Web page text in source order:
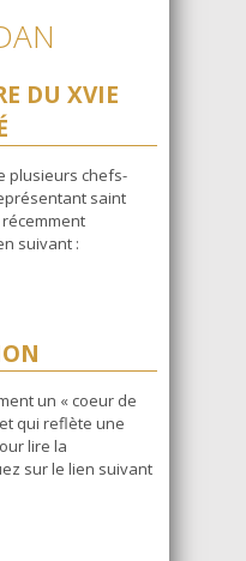
DU XVIE
plusieurs chefs-
saint
suivant :
un « coeur de
qui reflète une
lire la
sur le lien suivant